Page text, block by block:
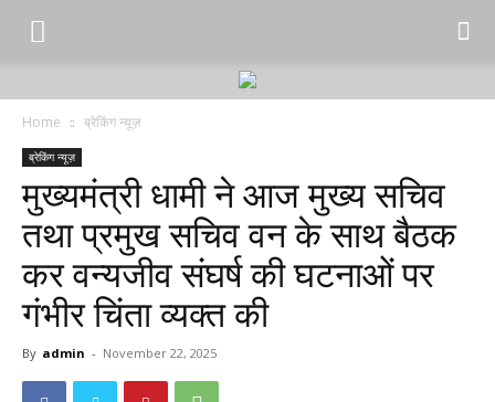
Home ब्रेकिंग न्यूज़
ब्रेकिंग न्यूज़
मुख्यमंत्री धामी ने आज मुख्य सचिव
तथा प्रमुख सचिव वन के साथ बैठक
कर वन्यजीव संघर्ष की घटनाओं पर
गंभीर चिंता व्यक्त की
By admin - November 22, 2025